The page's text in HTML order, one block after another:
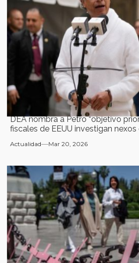
DEA nombra a Petro “objetivo
fiscales de EEUU investigan
Actualidad Mar 20, 2026